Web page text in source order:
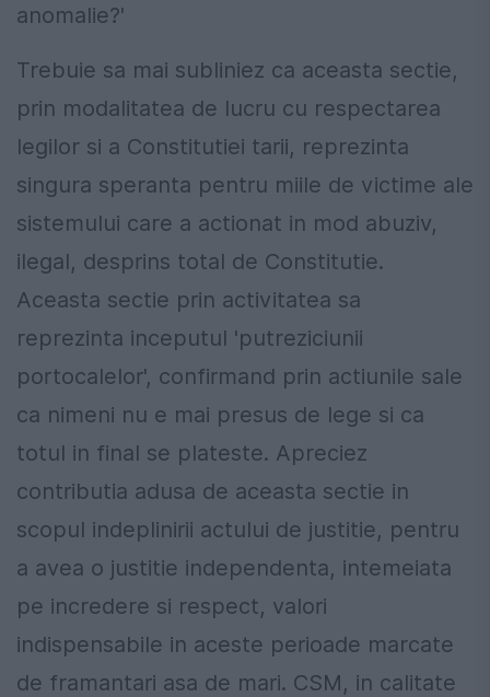
anomalie?'
Trebuie sa mai subliniez ca aceasta sectie,
prin modalitatea de lucru cu respectarea
legilor si a Constitutiei tarii, reprezinta
singura speranta pentru miile de victime ale
sistemului care a actionat in mod abuziv,
ilegal, desprins total de Constitutie.
Aceasta sectie prin activitatea sa
reprezinta inceputul 'putreziciunii
portocalelor', confirmand prin actiunile sale
ca nimeni nu e mai presus de lege si ca
totul in final se plateste. Apreciez
contributia adusa de aceasta sectie in
scopul indeplinirii actului de justitie, pentru
a avea o justitie independenta, intemeiata
pe incredere si respect, valori
indispensabile in aceste perioade marcate
de framantari asa de mari. CSM, in calitate